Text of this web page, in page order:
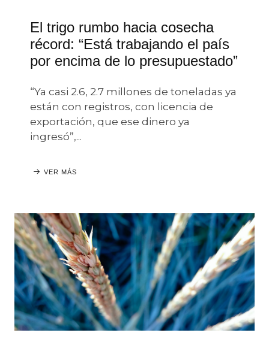
El trigo rumbo hacia cosecha
récord: “Está trabajando el país
por encima de lo presupuestado”
“Ya casi 2.6, 2.7 millones de toneladas ya
están con registros, con licencia de
exportación, que ese dinero ya
ingresó”,...
VER MÁS